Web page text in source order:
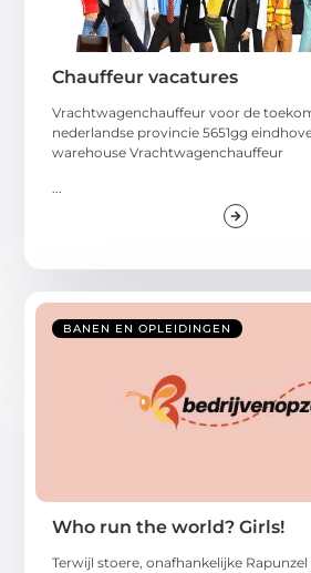
Chauffeur vacatures
Vrachtwagenchauffeur voor de
nederlandse provincie 5651gg
warehouse Vrachtwagenchauffeur
...
BANEN EN OPLEIDINGEN
Who run the world? Girls!
Terwijl stoere, onafhankelijke